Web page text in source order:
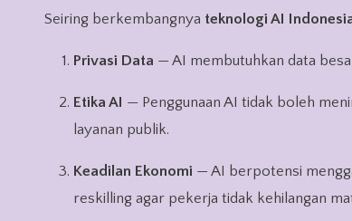
Seiring berkembangnya teknologi AI
Privasi Data — AI membutuhkan data
Etika AI — Penggunaan AI tidak boleh
layanan publik.
Keadilan Ekonomi — AI berpotensi
reskilling agar pekerja tidak kehilangan